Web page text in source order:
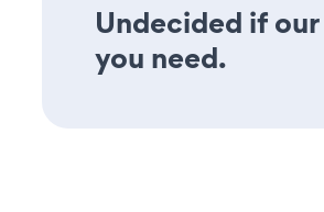
Undecided if
you need.